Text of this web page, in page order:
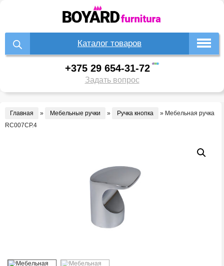
Каталог товаров
+375 29 654-31-72
Задать вопрос
Главная » Мебельные ручки » Ручка кнопка » Мебельная ручка
RC007CP.4